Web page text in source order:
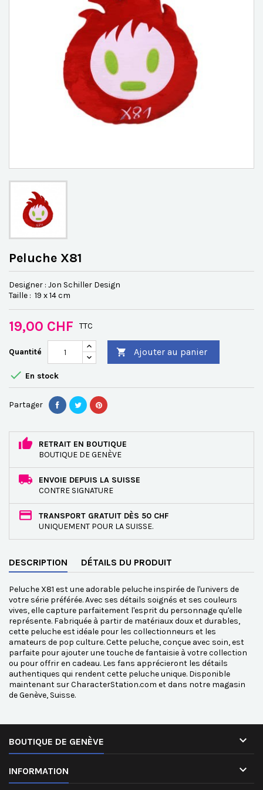
Peluche X81
Designer : Jon Schiller Design
Taille : 19 x 14 cm
19,00 CHF TTC
Quantité  Ajouter au panier
 En stock
Partager
RETRAIT EN BOUTIQUE
BOUTIQUE DE GENÈVE
ENVOIE DEPUIS LA SUISSE
CONTRE SIGNATURE
TRANSPORT GRATUIT DÈS 50 CHF
UNIQUEMENT POUR LA SUISSE.
DESCRIPTION DÉTAILS DU PRODUIT
Peluche X81 est une adorable peluche inspirée de l'univers de
votre série préférée. Avec ses détails soignés et ses couleurs
vives, elle capture parfaitement l'esprit du personnage qu'elle
représente. Fabriquée à partir de matériaux doux et durables,
cette peluche est idéale pour les collectionneurs et les
amateurs de pop culture. Cette peluche, conçue avec soin, est
parfaite pour ajouter une touche de fantaisie à votre collection
ou pour offrir en cadeau. Les fans apprécieront les détails
authentiques qui rendent cette peluche unique. Disponible
maintenant sur CharacterStation.com et dans notre magasin
de Genève, Suisse.
BOUTIQUE DE GENÈVE 
INFORMATION 